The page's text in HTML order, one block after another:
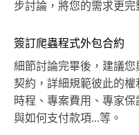
步討論，將您的需求更完
簽訂爬蟲程式外包合約
細節討論完畢後，建議
契約，詳細規範彼此的
時程、專案費用、專家
與如何支付款項...等。